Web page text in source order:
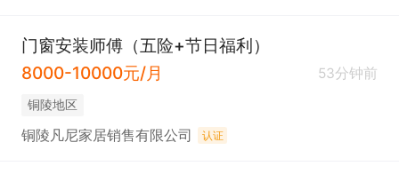
门窗安装师傅（五险+节日福利）
8000-10000元/月
53分钟前
铜陵地区
铜陵凡尼家居销售有限公司 认证